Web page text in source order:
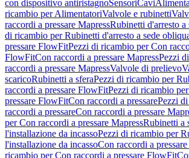
con dispositivo antiristagnoSensoriCavi
ricambio per AlimentatoriValvole e rubinetti
raccordi a pressare MapressRubinetti d'arresto a
di ricambio per Rubinetti d'arresto a sede
pressare FlowFitPezzi di ricambio per Con
FlowFitCon raccordi a pressare MapressPezzi
raccordi a pressare MapressValvole di prelievo
scaricoRubinetti a sferaPezzi di ricambio per
raccordi a pressare FlowFitPezzi di ricambio
pressare FlowFitCon raccordi a pressarePezzi
raccordi a pressareCon raccordi a pressare
per Con raccordi a pressare MapressRubinetti a
l'installazione da incassoPezzi di ricambio per
l'installazione da incassoCon raccordi a
ricambio per Con raccordi a pressare FlowFit